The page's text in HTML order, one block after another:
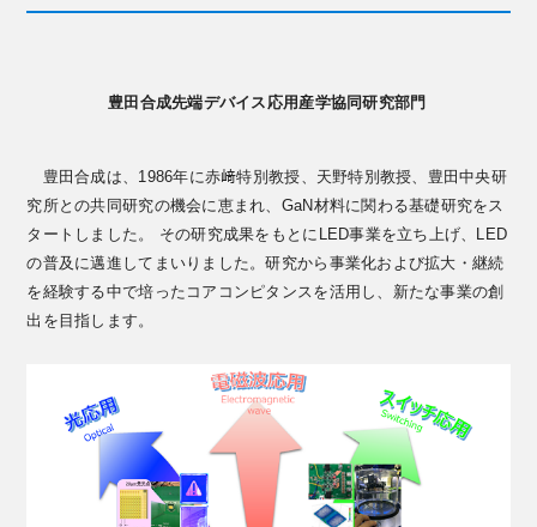
豊田合成先端デバイス応用産学協同研究部門
豊田合成は、1986年に赤﨑特別教授、天野特別教授、豊田中央研
究所との共同研究の機会に恵まれ、GaN材料に関わる基礎研究をス
タートしました。 その研究成果をもとにLED事業を立ち上げ、LED
の普及に邁進してまいりました。研究から事業化および拡大・継続
を経験する中で培ったコアコンピタンスを活用し、新たな事業の創
出を目指します。